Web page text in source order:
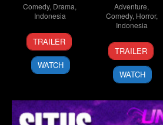
Comedy, Drama,
Indonesia
15
May
2025
Bayu
Skak
TRAILER
WATCH
Adventure,
Comedy, Horror,
Indonesia
4
Jul
2024
Bayu
Skak
TRAILER
WATCH